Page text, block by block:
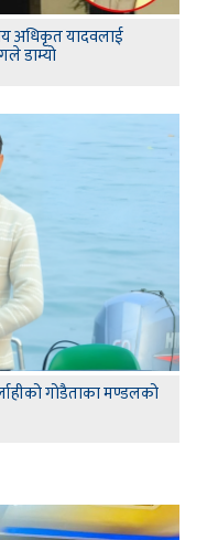
अधिकृत यादवलाई
डाम्यो
गोडैताका मण्डलको